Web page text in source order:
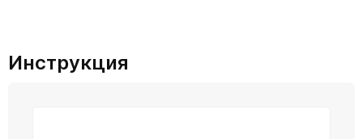
Инструкция